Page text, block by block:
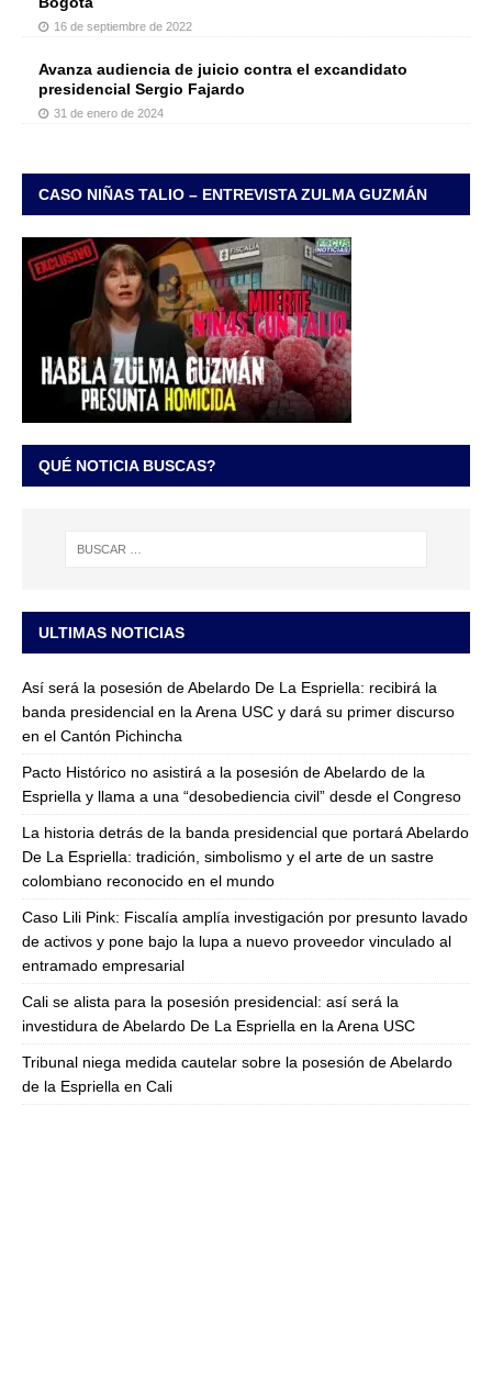
16 de septiembre de 2022
Avanza audiencia de juicio contra el excandidato
presidencial Sergio Fajardo
31 de enero de 2024
CASO NIÑAS TALIO – ENTREVISTA ZULMA GUZMÁN
QUÉ NOTICIA BUSCAS?
ULTIMAS NOTICIAS
Así será la posesión de Abelardo De La Espriella: recibirá la
banda presidencial en la Arena USC y dará su primer discurso
en el Cantón Pichincha
Pacto Histórico no asistirá a la posesión de Abelardo de la
Espriella y llama a una “desobediencia civil” desde el Congreso
La historia detrás de la banda presidencial que portará Abelardo
De La Espriella: tradición, simbolismo y el arte de un sastre
colombiano reconocido en el mundo
Caso Lili Pink: Fiscalía amplía investigación por presunto lavado
de activos y pone bajo la lupa a nuevo proveedor vinculado al
entramado empresarial
Cali se alista para la posesión presidencial: así será la
investidura de Abelardo De La Espriella en la Arena USC
Tribunal niega medida cautelar sobre la posesión de Abelardo
de la Espriella en Cali